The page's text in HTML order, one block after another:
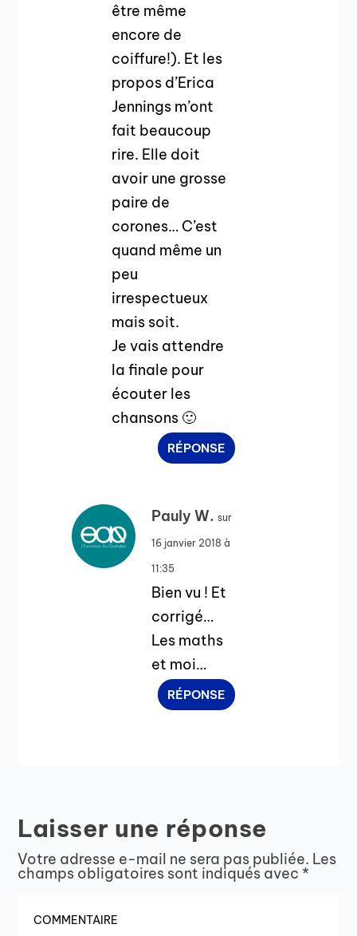
être même
encore de
coiffure!). Et les
propos d’Erica
Jennings m’ont
fait beaucoup
rire. Elle doit
avoir une grosse
paire de
corones… C’est
quand même un
peu
irrespectueux
mais soit.
Je vais attendre
la finale pour
écouter les
chansons 🙂
RÉPONSE
Pauly W. sur
16 janvier 2018 à
11:35
Bien vu ! Et
corrigé…
Les maths
et moi…
RÉPONSE
Laisser une réponse
Votre adresse e-mail ne sera pas publiée. Les
champs obligatoires sont indiqués avec *